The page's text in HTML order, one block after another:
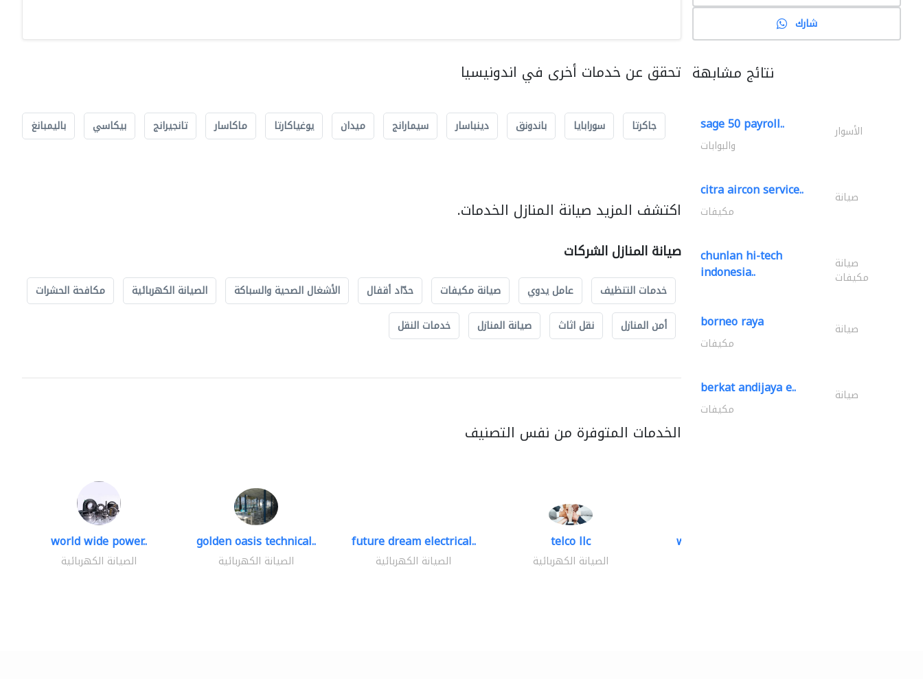
تحقق عن خدمات أخرى في اندونيسيا
جاكرتا سورابايا باندونق دينباسار سيمارانج ميدان يوغياكارتا ماكاسار تانجيرانج بيكاسي باليمبانغ
اكتشف المزيد صيانة المنازل الخدمات.
صيانة المنازل الشركات
خدمات التنظيف عامل يدوي صيانة مكيفات حدّاد أقفال الأشغال الصحية والسباكة الصيانة الكهربائية
مكافحة الحشرات
أمن المنازل
نقل اثاث صيانة المنازل خدمات النقل
الخدمات المتوفرة من نفس التصنيف
world wide power..
الصيانة الكهربائية
golden oasis technical..
الصيانة الكهربائية
future dream electrical..
الصيانة الكهربائية
telco llc
الصيانة الكهربائية
white arch general..
شارك
نتائج مشابهة
sage 50 payroll.. الأسوار
والبوابات
citra aircon service.. صيانة
مكيفات
chunlan hi-tech
indonesia.. صيانة
مكيفات
borneo raya صيانة
مكيفات
berkat andijaya e.. صيانة
مكيفات